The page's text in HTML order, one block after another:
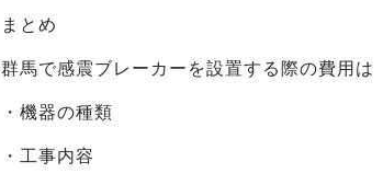
まとめ
群馬で感震ブレーカーを設置する際の費用は
・機器の種類
・工事内容